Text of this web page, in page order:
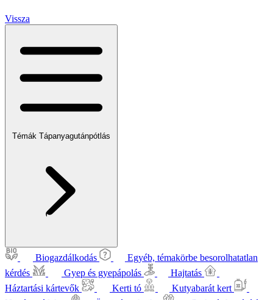
Vissza
Témák Tápanyagutánpótlás
Biogazdálkodás
Egyéb, témakörbe besorolhatatlan
kérdés
Gyep és gyepápolás
Hajtatás
Háztartási kártevők
Kerti tó
Kutyabarát kert